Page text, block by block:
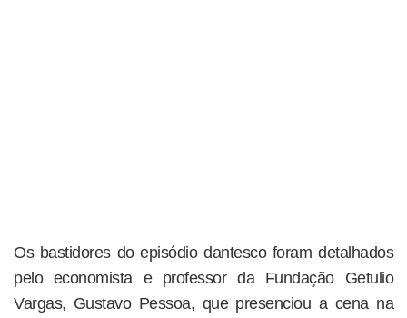
Os bastidores do episódio dantesco foram detalhados
pelo economista e professor da Fundação Getulio
Vargas, Gustavo Pessoa, que presenciou a cena na